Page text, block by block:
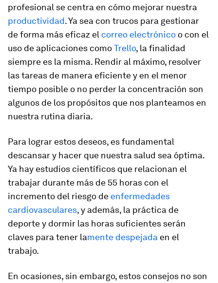
profesional se centra en cómo mejorar nuestra
productividad. Ya sea con trucos para gestionar
de forma más eficaz el correo electrónico o con el
uso de aplicaciones comoTrello, la finalidad
siempre es la misma. Rendir al máximo, resolver
las tareas de manera eficiente y en el menor
tiempo posible o no perder la concentración son
algunos de los propósitos que nos planteamos en
nuestra rutina diaria.
Para lograr estos deseos, es fundamental
descansar y hacer que nuestra salud sea óptima.
Ya hay estudios científicos que relacionan el
trabajar durante más de 55 horas con el
incremento del riesgo de enfermedades
cardiovasculares, y además, la práctica de
deporte y dormir las horas suficientes serán
claves para tener lamente despejada en el
trabajo.
En ocasiones, sin embargo, estos consejos no son